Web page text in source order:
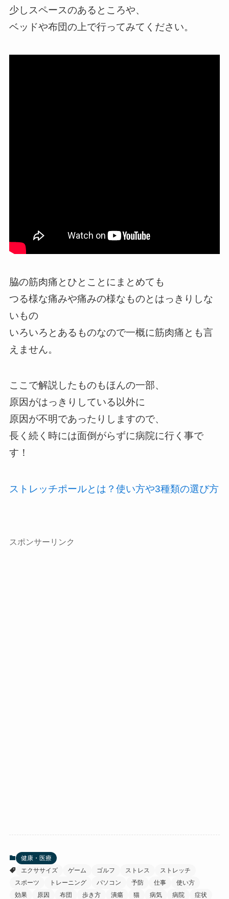
少しスペースのあるところや、
ベッドや布団の上で行ってみてください。
脇の筋肉痛とひとことにまとめても
つる様な痛みや痛みの様なものとはっきりしな
いもの
いろいろとあるものなので一概に筋肉痛とも言
えません。
ここで解説したものもほんの一部、
原因がはっきりしている以外に
原因が不明であったりしますので、
長く続く時には面倒がらずに病院に行く事で
す！
ストレッチポールとは？使い方や3種類の選び方
スポンサーリンク
健康・医療
エクササイズ
ゲーム ゴルフ ストレス
ストレッチ
スポーツ
トレーニング パソコン 予防 仕事
使い方
効果
原因 布団 歩き方 潰瘍 猫 病気 病院
症状